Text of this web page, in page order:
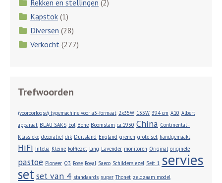
Rekken en stellingen (2)
Kapstok (1)
Diversen (28)
Verkocht (277)
Trefwoorden
(vooroorlogse) typemachine voor a3-formaat 2x35W 135W 394 cm A10 Albert
apparaat BLAU SAKS bol Bone Boomstam ca.1930 China Continental -
Klassieke decoratief dik Duitsland England grenen grote set handgemaakt
HiFi Intelia Kleine koffiezet lang Lavender monitoren Original originele
pastoe Pioneer Q3 Rose Royal Saeco Schilders ezel Seit 1 servies
setset van 4 standaards super Thonet zeldzaam model